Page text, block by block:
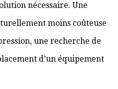
nécessaire. Une
moins coûteuse
une recherche de
d’un équipement